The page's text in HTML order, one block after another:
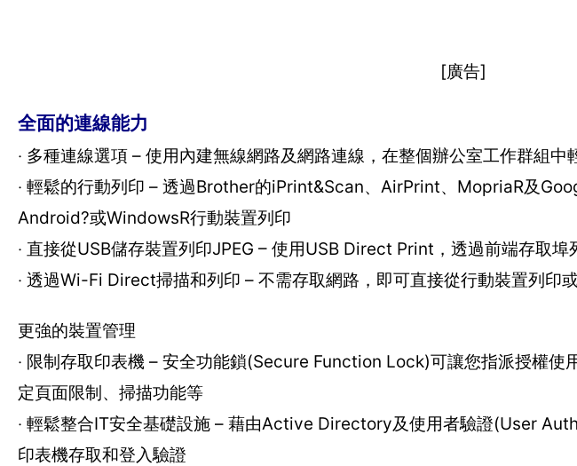
[廣告]
全面的連線能力
‧ 多種連線選項 – 使用內建無線網路及網路連線，在整個辦公室工作群組中
‧ 輕鬆的行動列印 – 透過Brother的iPrint&Scan、AirPrint、MopriaR及
Android?或WindowsR行動裝置列印
‧ 直接從USB儲存裝置列印JPEG – 使用USB Direct Print，透過前端存取
‧ 透過Wi-Fi Direct掃描和列印 – 不需存取網路，即可直接從行動裝置列印
更強的裝置管理
‧ 限制存取印表機 – 安全功能鎖(Secure Function Lock)可讓您指派授權使
定頁面限制、掃描功能等
‧ 輕鬆整合IT安全基礎設施 – 藉由Active Directory及使用者驗證(User
印表機存取和登入驗證